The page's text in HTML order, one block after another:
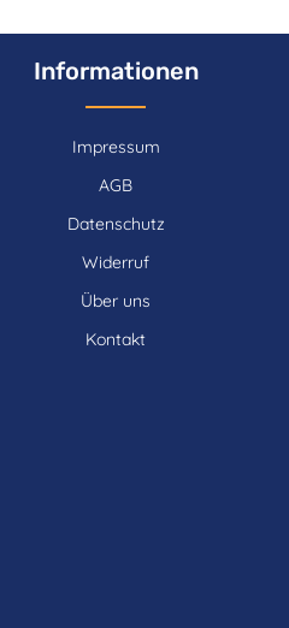
Informationen
Impressum
AGB
Datenschutz
Widerruf
Über uns
Kontakt